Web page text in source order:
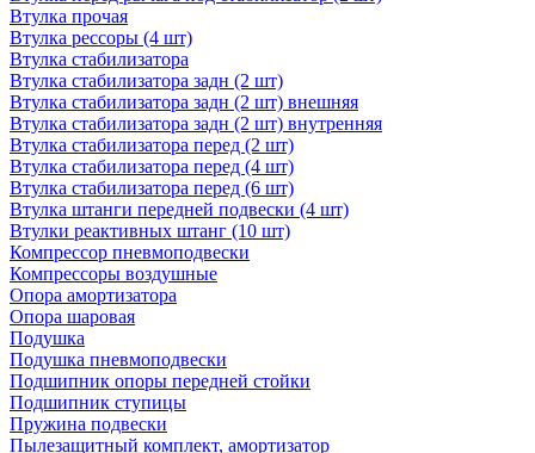
Втулка прочая
Втулка рессоры (4 шт)
Втулка стабилизатора
Втулка стабилизатора задн (2 шт)
Втулка стабилизатора задн (2 шт) внешняя
Втулка стабилизатора задн (2 шт) внутренняя
Втулка стабилизатора перед (2 шт)
Втулка стабилизатора перед (4 шт)
Втулка стабилизатора перед (6 шт)
Втулка штанги передней подвески (4 шт)
Втулки реактивных штанг (10 шт)
Компрессор пневмоподвески
Компрессоры воздушные
Опора амортизатора
Опора шаровая
Подушка
Подушка пневмоподвески
Подшипник опоры передней стойки
Подшипник ступицы
Пружина подвески
Пылезащитный комплект, амортизатор